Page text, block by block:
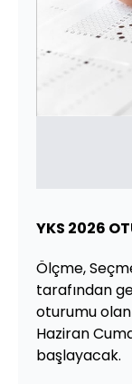
YKS 2026
Ölçme,
tarafından
oturumu
Haziran
başlayacak.